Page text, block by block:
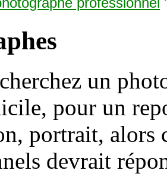
un
pour un
portrait, alors
devrait